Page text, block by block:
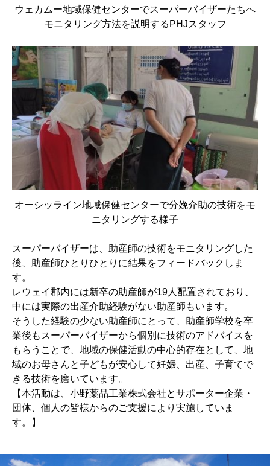
ウェカムー地域保健センターでスーパーバイザーたちへ
モニタリング方法を説明するPHJスタッフ
オーシッライン地域保健センターで分娩介助の技術をモ
ニタリングする様子
スーパーバイザーは、助産師の技術をモニタリングした
後、助産師ひとりひとりに結果をフィードバックしま
す。
レウェイ郡内には新卒の助産師が19人配置されており、
中には実際の出産介助経験がない助産師もいます。
そうした経験の少ない助産師にとって、助産師学校を卒
業後もスーパーバイザーから個別に技術のアドバイスを
もらうことで、地域の保健活動の中心的存在として、地
域のお母さんと子どもが安心して妊娠、出産、子育てで
きる技術を磨いています。
【本活動は、小野薬品工業株式会社とサポーター企業・
団体、個人の皆様からのご支援により実施していま
す。】